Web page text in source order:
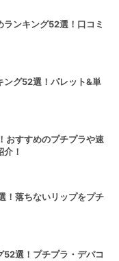
ンキング52選！口コミ
ング52選！パレット&単
おすすめのプチプラや速
！
！落ちないリップをプチ
52選！プチプラ・デパコ